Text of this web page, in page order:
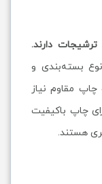
دارند.
بسته‌بندی و
مقاوم نیاز
چاپ باکیفیت
هستند.